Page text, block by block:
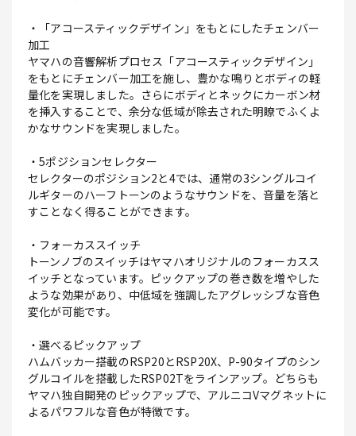
・「アコースティックデザイン」をもとにしたチェンバー
加工
ヤマハの音響解析プロセス「アコースティックデザイン」
をもとにチェンバー加工を施し、豊かな鳴りとボディの軽
量化を実現しました。さらにボディとネックにカーボン材
を挿入することで、余分な低域が除去された明瞭でふくよ
かなサウンドを実現しました。
・5ポジションセレクター
セレクターのポジション2と4では、通常の3シングルコイ
ルギターのハーフトーンのようなサウンドを、音量を落と
すことなく得ることができます。
・フォーカススイッチ
トーンノブのスイッチはヤマハオリジナルのフォーカスス
イッチとなっています。ピックアップの巻き数を増やした
ような効果があり、中低域を強調したアグレッシブな音色
変化が可能です。
・選べるピックアップ
ハムバッカー搭載のRSP20とRSP20X、P-90タイプのシン
グルコイルを搭載したRSP02Tをラインアップ。どちらも
ヤマハ独自開発のピックアップで、アルニコVマグネットに
よるパワフルな音色が特徴です。